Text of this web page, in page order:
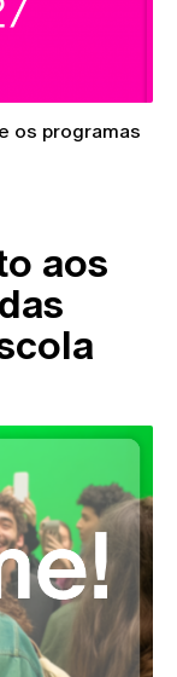
os programas
aos